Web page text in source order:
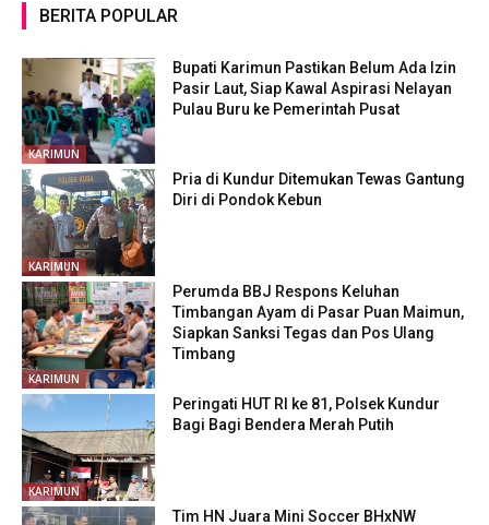
BERITA POPULAR
KARIMUN
Bupati Karimun Pastikan Belum Ada Izin
Pasir Laut, Siap Kawal Aspirasi Nelayan
Pulau Buru ke Pemerintah Pusat
KARIMUN
Pria di Kundur Ditemukan Tewas Gantung
Diri di Pondok Kebun
KARIMUN
Perumda BBJ Respons Keluhan
Timbangan Ayam di Pasar Puan Maimun,
Siapkan Sanksi Tegas dan Pos Ulang
Timbang
KARIMUN
Peringati HUT RI ke 81, Polsek Kundur
Bagi Bagi Bendera Merah Putih
Tim HN Juara Mini Soccer BHxNW